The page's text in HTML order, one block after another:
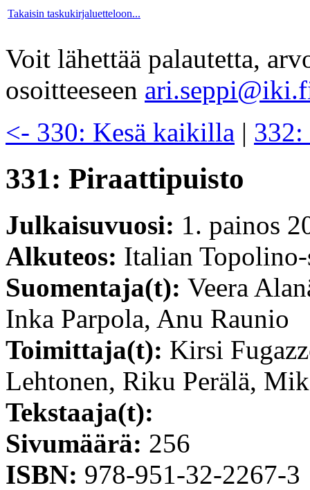
Takaisin taskukirjaluetteloon...
Voit lähettää palautetta,
osoitteeseen
<- 330: Kesä kaikilla | 332:
331: Piraattipuisto
Julkaisuvuosi: 1. painos
Alkuteos: Italian
Suomentaja(t): Veera
Inka Parpola, Anu Raunio
Toimittaja(t): Kirsi
Lehtonen, Riku Perälä,
Tekstaaja(t):
Sivumäärä: 256
ISBN: 978-951-32-2267-3